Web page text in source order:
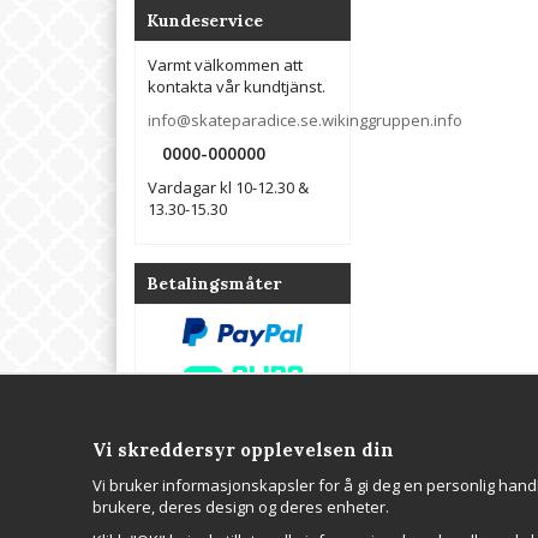
Kundeservice
Varmt välkommen att
kontakta vår kundtjänst.
info@skateparadice.se.wikinggruppen.info
0000-000000
Vardagar kl 10-12.30 &
13.30-15.30
Betalingsmåter
Kontakta oss
WGR Data AB
Tel: 0000-000000
Hos
Vi skreddersyr opplevelsen din
Vi bruker informasjonskapsler for å gi deg en personlig
brukere, deres design og deres enheter.